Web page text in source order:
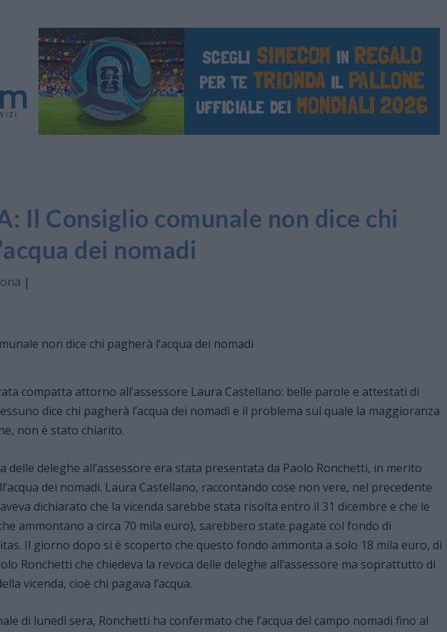
Il Consiglio comunale non dice chi
dei nomadi
|
compatta attorno all’assessore Laura Castellano: belle parole e attestati di
dice chi pagherà l’acqua dei nomadi e il problema sul quale la maggioranza
non è stato chiarito.
delle deleghe all’assessore era stata presentata da Paolo Ronchetti, in merito
dei nomadi. Laura Castellano, raccontando cose non vere, nel precedente
dichiarato che la vicenda sarebbe stata risolta entro il 31 dicembre e che le
ammontano a circa 70 mila euro), sarebbero state pagate col fondo di
Il giorno dopo si è scoperto che questo fondo ammonta a solo 18 mila euro, di
Ronchetti che chiedeva la revoca delle deleghe all’assessore ma soprattutto di
vicenda, cioè chi pagava l’acqua.
di lunedì sera, Ronchetti ha confermato che l’acqua del campo nomadi fino al